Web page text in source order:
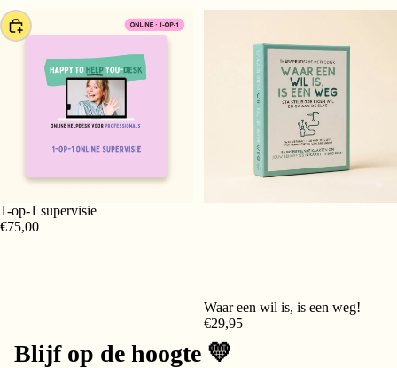
Kiezen
1-op-1 supervisie
€75,00
Waar een wil is, is een weg!
€29,95
Blijf op de hoogte 💛